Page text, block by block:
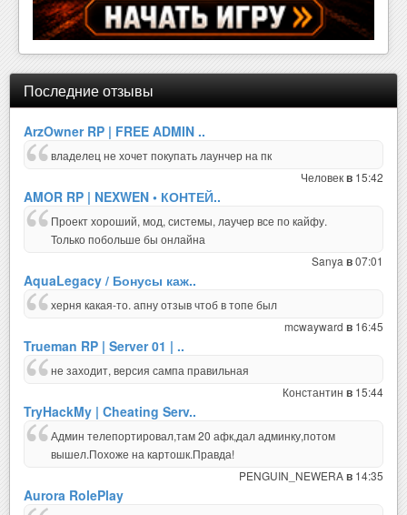
Последние отзывы
ArzOwner RP | FREE ADMIN ..
владелец не хочет покупать лаунчер на пк
Человекв 15:42
AMOR RP | NEXWEN • КОНТЕЙ..
Проект хороший, мод, системы, лаучер все по кайфу.
Только побольше бы онлайна
Sanya в07:01
AquaLegacy / Бонусы каж..
херня какая-то. апну отзыв чтоб в топе был
mcwayward в 16:45
Trueman RP | Server 01 | ..
не заходит, версия сампа правильная
Константин в 15:44
TryHackMy | Cheating Serv..
Админ телепортировал,там 20 афк,дал админку,потом
вышел.Похоже на картошк.Правда!
PENGUIN_NEWERAв 14:35
Aurora RolePlay